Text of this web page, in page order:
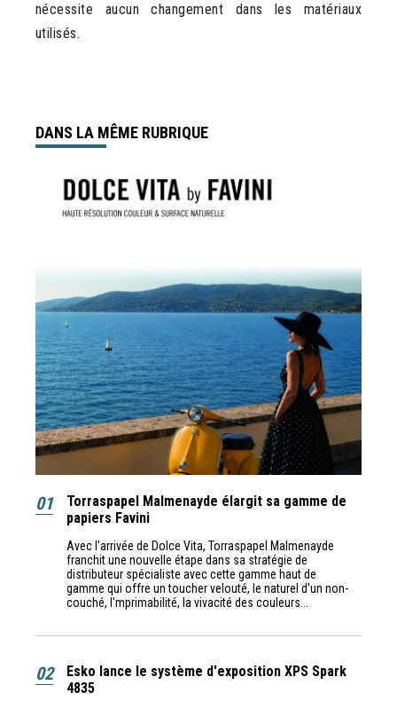
nécessite aucun changement dans les matériaux
utilisés.
DANS LA MÊME RUBRIQUE
01
Torraspapel Malmenayde élargit sa gamme de
papiers Favini
Avec l'arrivée de Dolce Vita, Torraspapel Malmenayde
franchit une nouvelle étape dans sa stratégie de
distributeur spécialiste avec cette gamme haut de
gamme qui offre un toucher velouté, le naturel d'un non-
couché, l'mprimabilité, la vivacité des couleurs...
02
Esko lance le système d'exposition XPS Spark
4835